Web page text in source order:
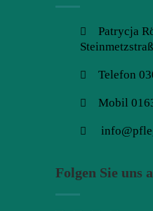
Patrycja
Telefon
Mobil
Folgen Sie uns